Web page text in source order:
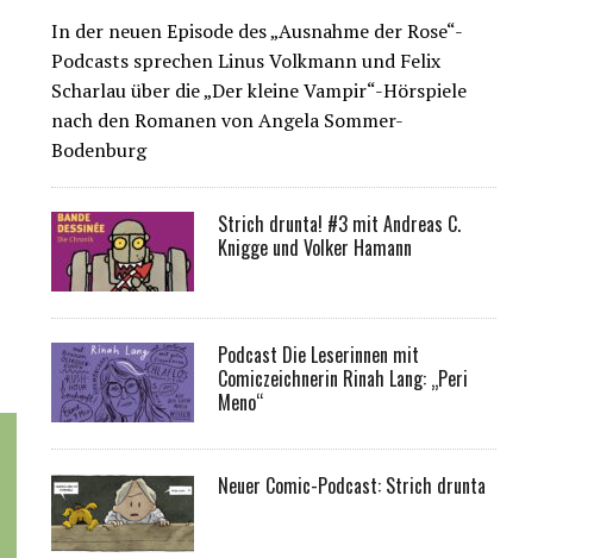
In der neuen Episode des „Ausnahme der Rose“-
Podcasts sprechen Linus Volkmann und Felix
Scharlau über die „Der kleine Vampir“-Hörspiele
nach den Romanen von Angela Sommer-
Bodenburg
Strich drunta! #3 mit Andreas C.
Knigge und Volker Hamann
Podcast Die Leserinnen mit
Comiczeichnerin Rinah Lang: „Peri
Meno“
Neuer Comic-Podcast: Strich drunta